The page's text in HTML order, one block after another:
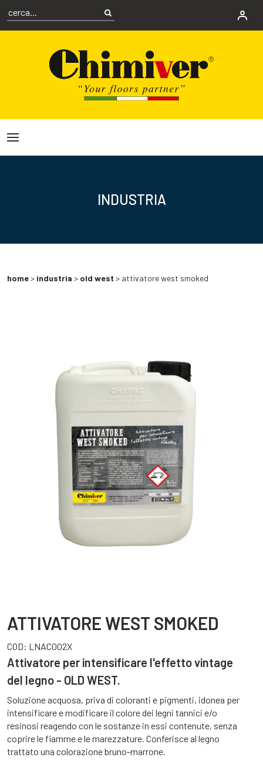
INDUSTRIA
home> industria > old west > attivatore west smoked
ATTIVATORE WEST SMOKED
COD: LNAC002X
Attivatore per intensificare l'effetto vintage
del legno - OLD WEST.
Soluzione acquosa, priva di coloranti e pigmenti, idonea per
intensificare e modificare il colore dei legni tannici e/o
resinosi reagendo con le sostanze in essi contenute, senza
coprire le fiamme e le marezzature. Conferisce al legno
trattato una colorazione bruno-marrone.